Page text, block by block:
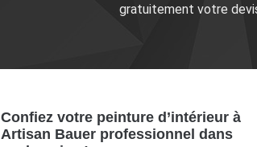
gratuitement votre
Confiez votre peinture d’intérieur à
Artisan Bauer professionnel dans